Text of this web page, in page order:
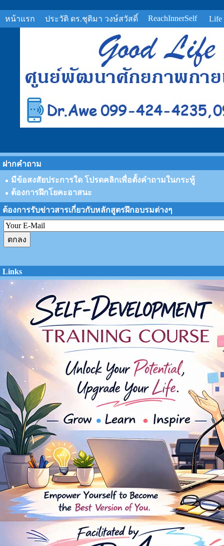
หน้าแรก ประวัติ ดร.ชุติมา วงษ์สวัสดิ์ ReachInnerSelf Life
ฝากคำถาม
มีข้อสงสัยประการใด โปรดคลิกเพื่อตั้งคำถามในกระทู้
ต้องการฝึกโยคะอาสนะ
ต้องการรับข่าวสารเกี่ยวกับหลักสูตรฝึกอบรมต่างๆ
Links